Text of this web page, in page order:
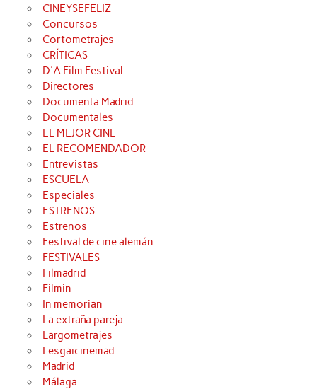
CINEYSEFELIZ
Concursos
Cortometrajes
CRÍTICAS
D'A Film Festival
Directores
Documenta Madrid
Documentales
EL MEJOR CINE
EL RECOMENDADOR
Entrevistas
ESCUELA
Especiales
ESTRENOS
Estrenos
Festival de cine alemán
FESTIVALES
Filmadrid
Filmin
In memorian
La extraña pareja
Largometrajes
Lesgaicinemad
Madrid
Málaga